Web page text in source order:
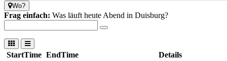
Wo?
Frag einfach: Was läuft heute Abend in Duisburg?
StartTime EndTime Details